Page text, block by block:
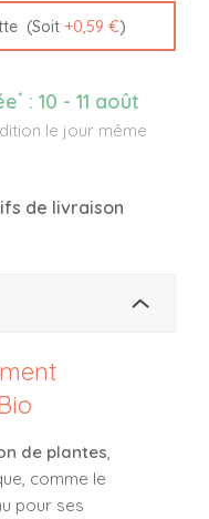
(Soit +0,59 €)
* : 10 - 11 août
le jour même
de livraison
de plantes,
comme le
pour ses